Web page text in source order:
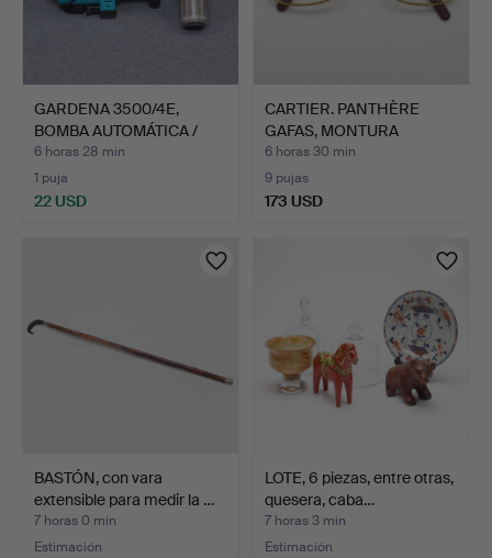
GARDENA 3500/4E,
BOMBA AUTOMÁTICA /
BOMBA …
6 horas 28 min
1 puja
22 USD
CARTIER. PANTHÈRE
GAFAS, MONTURA
DORADA, 1…
6 horas 30 min
9 pujas
173 USD
BASTÓN, con vara
extensible para medir la …
7 horas 0 min
Estimación
LOTE, 6 piezas, entre otras,
quesera, caba…
7 horas 3 min
Estimación